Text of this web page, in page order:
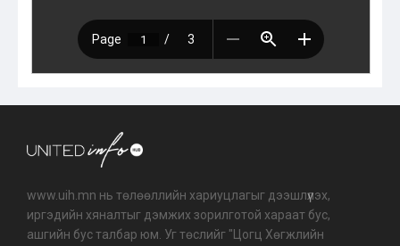
www.uih.mn нь төлөөллийн хариуцлагыг дээшлүүлэх,
иргэдийн хяналтыг дэмжих зорилготой хараат бус,
ашгийн бус талбар юм. Уг төслийг "Цогц Хөгжлийн